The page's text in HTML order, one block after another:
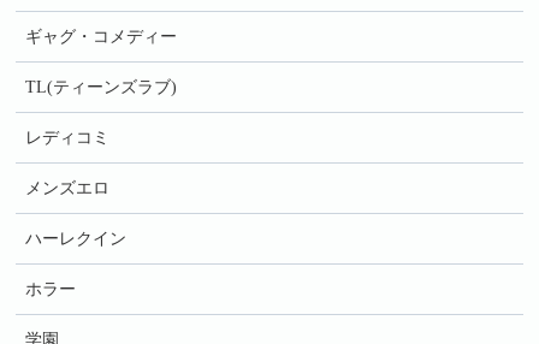
ギャグ・コメディー
TL(ティーンズラブ)
レディコミ
メンズエロ
ハーレクイン
ホラー
学園